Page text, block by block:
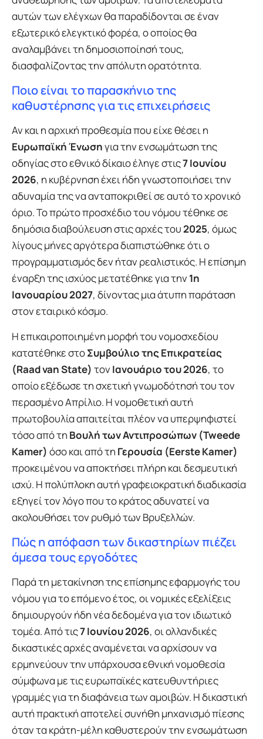
αυτών των ελέγχων θα παραδίδονται σε έναν
εξωτερικό ελεγκτικό φορέα, ο οποίος θα
αναλαμβάνει τη δημοσιοποίησή τους,
διασφαλίζοντας την απόλυτη ορατότητα.
Ποιο είναι το παρασκήνιο της
καθυστέρησης για τις επιχειρήσεις
Αν και η αρχική προθεσμία που είχε θέσει η
Ευρωπαϊκή Ένωσηγια την ενσωμάτωση της
οδηγίας στο εθνικό δίκαιο έληγε στις7 Ιουνίου
2026, η κυβέρνηση έχει ήδη γνωστοποιήσει την
αδυναμία της να ανταποκριθεί σε αυτό το χρονικό
όριο. Το πρώτο προσχέδιο του νόμου τέθηκε σε
δημόσια διαβούλευση στις αρχές του2025, όμως
λίγους μήνες αργότερα διαπιστώθηκε ότι ο
προγραμματισμός δεν ήταν ρεαλιστικός. Η επίσημη
έναρξη της ισχύος μετατέθηκε για την 1η
Ιανουαρίου 2027, δίνοντας μια άτυπη παράταση
στον εταιρικό κόσμο.
Η επικαιροποιημένη μορφή του νομοσχεδίου
κατατέθηκε στοΣυμβούλιο της Επικρατείας
(Raad van State) τον Ιανουάριο του 2026, το
οποίο εξέδωσε τη σχετική γνωμοδότησή του τον
περασμένο Απρίλιο. Η νομοθετική αυτή
πρωτοβουλία απαιτείται πλέον να υπερψηφιστεί
τόσο από τη Βουλή των Αντιπροσώπων (Tweede
Kamer) όσο και από τη Γερουσία (Eerste Kamer)
προκειμένου να αποκτήσει πλήρη και δεσμευτική
ισχύ. Η πολύπλοκη αυτή γραφειοκρατική διαδικασία
εξηγεί τον λόγο που το κράτος αδυνατεί να
ακολουθήσει τον ρυθμό των Βρυξελλών.
Πώς η απόφαση των δικαστηρίων πιέζει
άμεσα τους εργοδότες
Παρά τη μετακίνηση της επίσημης εφαρμογής του
νόμου για το επόμενο έτος, οι νομικές εξελίξεις
δημιουργούν ήδη νέα δεδομένα για τον ιδιωτικό
τομέα. Από τις7 Ιουνίου 2026, οι ολλανδικές
δικαστικές αρχές αναμένεται να αρχίσουν να
ερμηνεύουν την υπάρχουσα εθνική νομοθεσία
σύμφωνα με τις ευρωπαϊκές κατευθυντήριες
γραμμές για τη διαφάνεια των αμοιβών. Η δικαστική
αυτή πρακτική αποτελεί συνήθη μηχανισμό πίεσης
όταν τα κράτη-μέλη καθυστερούν την ενσωμάτωση